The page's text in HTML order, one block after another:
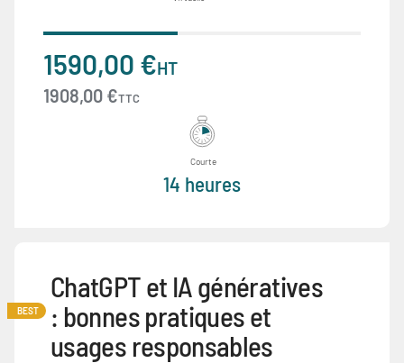
1590,00 €HT
1908,00 €TTC
Courte
14 heures
BEST
ChatGPT et IA génératives
: bonnes pratiques et
usages responsables